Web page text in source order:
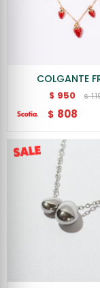
COLGANTE
$ 950 $
$ 808